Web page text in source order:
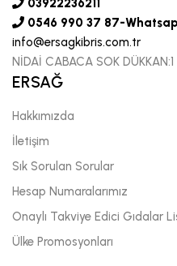
03922236211
0546 990 37 87-
info@ersagkibris.com.tr
NİDAİ CABACA SOK
ERSAĞ
Hakkımızda
İletişim
Sık Sorulan Sorular
Hesap Numaralarımız
Onaylı Takviye Edici Gıdalar
Ülke Promosyonları